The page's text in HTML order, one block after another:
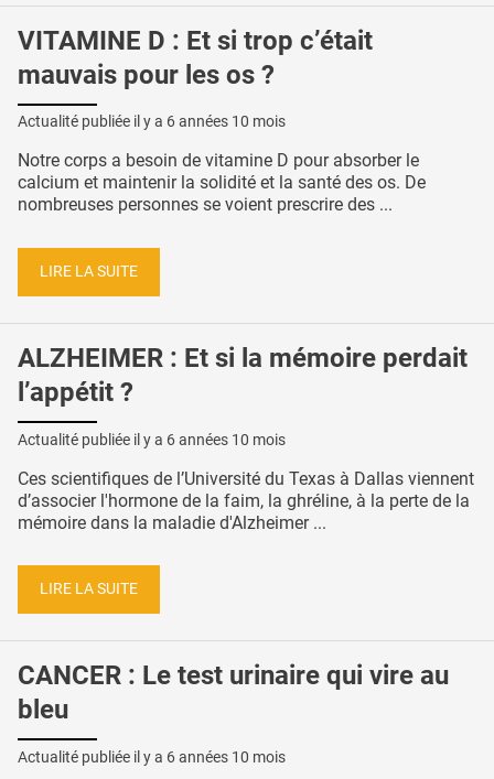
VITAMINE D : Et si trop c’était
mauvais pour les os ?
Actualité publiée il y a 6 années 10 mois
Notre corps a besoin de vitamine D pour absorber le
calcium et maintenir la solidité et la santé des os. De
nombreuses personnes se voient prescrire des ...
LIRE LA SUITE
ALZHEIMER : Et si la mémoire perdait
l’appétit ?
Actualité publiée il y a 6 années 10 mois
Ces scientifiques de l’Université du Texas à Dallas viennent
d’associer l'hormone de la faim, la ghréline, à la perte de la
mémoire dans la maladie d'Alzheimer ...
LIRE LA SUITE
CANCER : Le test urinaire qui vire au
bleu
Actualité publiée il y a 6 années 10 mois